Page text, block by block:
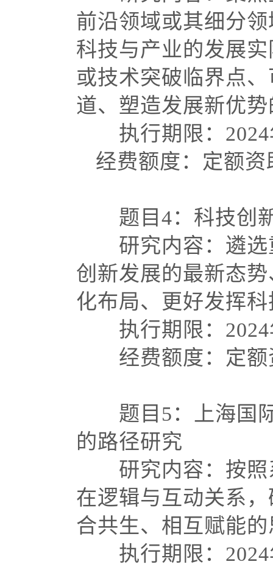
前沿领域或其细分
科技与产业的发展
或技术突破临界点
道、塑造发展新优
执行期限：
经费额度：定额
题目 4：科技创
研究内容：遴选
创新发展的最新态
化布局、更好发挥
执行期限：
经费额度：定额
题目 5：上海国
的路径研究
研究内容：按照
在逻辑与互动关系
合共生、相互赋能
执行期限：